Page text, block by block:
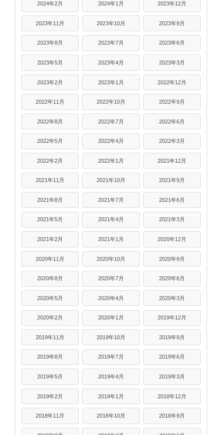
2024年2月 2024年1月 2023年12月
2023年11月 2023年10月 2023年9月
2023年8月 2023年7月 2023年6月
2023年5月 2023年4月 2023年3月
2023年2月 2023年1月 2022年12月
2022年11月 2022年10月 2022年9月
2022年8月 2022年7月 2022年6月
2022年5月 2022年4月 2022年3月
2022年2月 2022年1月 2021年12月
2021年11月 2021年10月 2021年9月
2021年8月 2021年7月 2021年6月
2021年5月 2021年4月 2021年3月
2021年2月 2021年1月 2020年12月
2020年11月 2020年10月 2020年9月
2020年8月 2020年7月 2020年6月
2020年5月 2020年4月 2020年3月
2020年2月 2020年1月 2019年12月
2019年11月 2019年10月 2019年9月
2019年8月 2019年7月 2019年6月
2019年5月 2019年4月 2019年3月
2019年2月 2019年1月 2018年12月
2018年11月 2018年10月 2018年9月